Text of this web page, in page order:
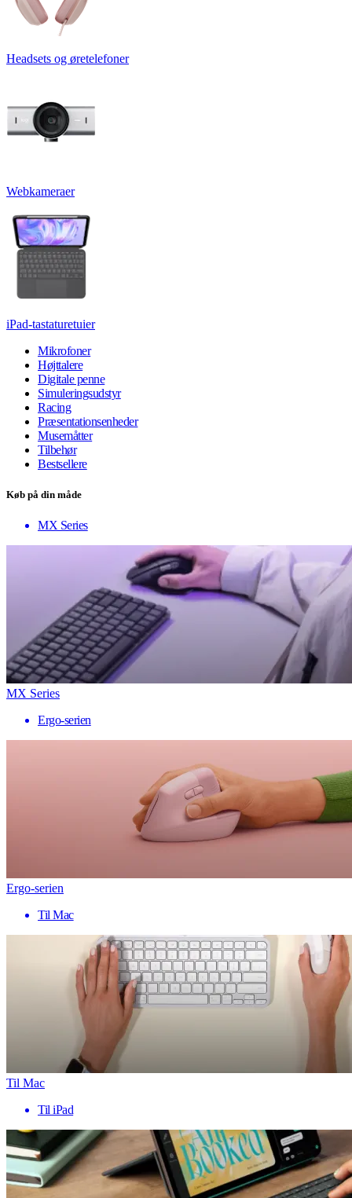
Headsets og øretelefoner
Webkameraer
iPad-tastaturetuier
Mikrofoner
Højttalere
Digitale penne
Simuleringsudstyr
Racing
Præsentationsenheder
Musemåtter
Tilbehør
Bestsellere
Køb på din måde
MX Series
MX Series
Ergo-serien
Ergo-serien
Til Mac
Til Mac
Til iPad